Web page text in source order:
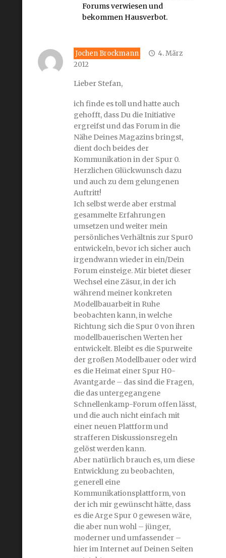
Forums verwiesen und
bekommen Hausverbot.
Jochen Brockmann
4. März
2012
Lieber Stefan,
ich finde es toll und hatte auch
gehofft, dass Du die Initiative
ergreifst und das Forum in die
Nähe Deines Magazins bringst,
dient doch beides der
Kommunikation in der Spur 0.
Herzlichen Glückwunsch dazu
und auch zu dem gelungenen
Auftritt!
Ich selbst werde aber erstmal
gesammelte Erfahrungen
umsetzen und weiter mein
persönliches Verhältnis zur Spur0
entwickeln, bevor ich sicher auch
irgendwann wieder in ein/Dein
Forum einsteige. Mir bietet dieser
Wechsel eine Zäsur, in der ich
während meiner konkreten
Modellbauarbeit in Ruhe
beobachten kann, in welche
Richtung sich die Spur 0 von ihren
modellbauerischen Werten her
entwickelt. Bleibt es die Spurweite
der großen Modellbauer oder wird
es die Heimat einer Spur H0-
Avantgarde – das sind die Fragen,
die das untergegangene
Schnellenkamp-Forum offen lässt,
und die auch nicht einfach mit
einer neuen Plattform und
strafferen Diskussionsregeln
gelöst werden kann.
Aber natürlich brauch es, um diese
Entwicklung zu beobachten,
generell eine
Kommunikationsplattform, von
der ich mir gewünscht hätte, dass
es die Arge Spur 0 gewesen wäre,
die aber nun wohl – jünger,
moderner und umfassender –
hier im Internet auf Deinen Seiten